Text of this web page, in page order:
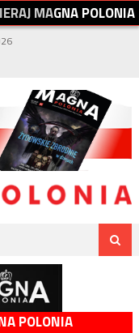
IERAJMAGNAPOLONIA
POLONIA